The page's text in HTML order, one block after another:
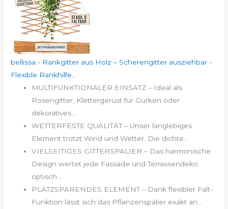
bellissa - Rankgitter aus Holz – Scherengitter ausziehbar -
Flexible Rankhilfe...
MULTIFUNKTIONALER EINSATZ – Ideal als
Rosengitter, Klettergerüst für Gurken oder
dekoratives...
WETTERFESTE QUALITÄT – Unser langlebiges
Element trotzt Wind und Wetter. Die dichte...
VIELSEITIGES GITTERSPALIER – Das harmonische
Design wertet jede Fassade und Terrassendeko
optisch...
PLATZSPARENDES ELEMENT – Dank flexibler Falt-
Funktion lässt sich das Pflanzenspalier exakt an...